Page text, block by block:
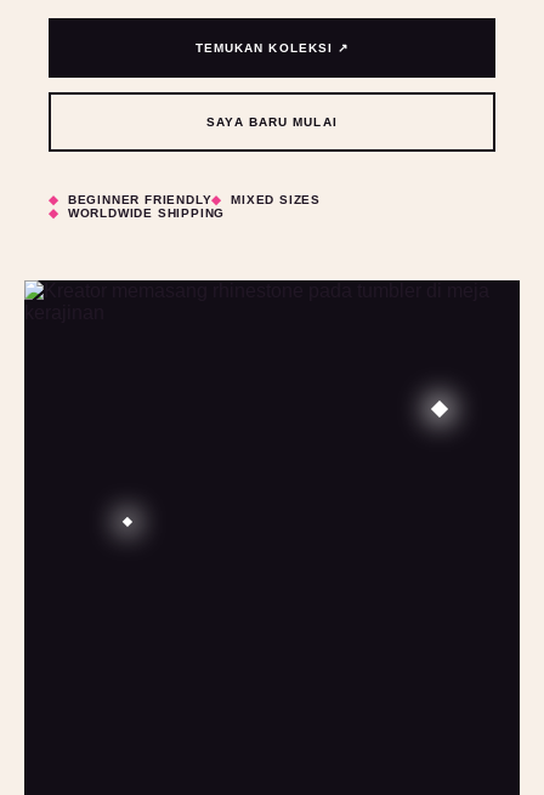
TEMUKAN KOLEKSI ↗
SAYA BARU MULAI
BEGINNER FRIENDLY
MIXED SIZES
WORLDWIDE SHIPPING